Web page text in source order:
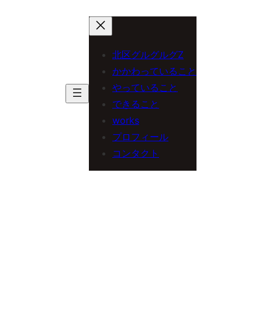
北区グルグルグZ
かかわっていること
やっていること
できること
works
プロフィール
コンタクト